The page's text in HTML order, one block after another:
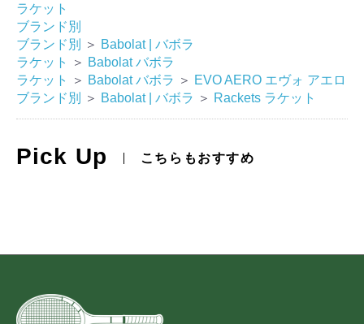
ラケット
ブランド別
ブランド別
＞ Babolat | バボラ
ラケット
＞ Babolat バボラ
ラケット
＞ Babolat バボラ ＞ EVO AERO エヴォ アエロ
ブランド別
＞ Babolat | バボラ ＞ Rackets ラケット
Pick Up こちらもおすすめ